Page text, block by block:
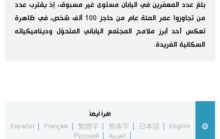
علوم وتكنولوجيا
الأقسام
أشخاص
تجارب وآراء
اللغة اليابانية
موسوعة اليابان
بلغ عدد المعمّرين في اليابان مستوى غير مسبوق، إذ يقترب عدد
من تجاوزوا عمر المئة عام من حاجز 100 ألف شخص، في ظاهرة
تعكس أحد أبرز ملامح المجتمع الياباني المتحوّل وديناميكياته
السكانية الفريدة.
اقرأ أيضاً
English
日本語
简体字
繁體字
Français
Español
العربية
Русский